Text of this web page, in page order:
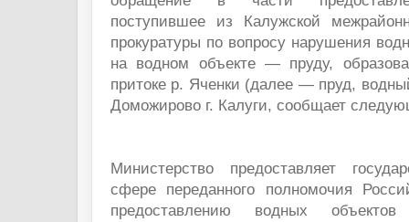
поступившее из Калужской
прокуратуры по вопросу нарушения
на водном объекте — пруду,
притоке р. Яченки (далее — пруд,
Доможирово г. Калуги, сообщает
Министерство предоставляет
сфере переданного полномочия
предоставлению водных